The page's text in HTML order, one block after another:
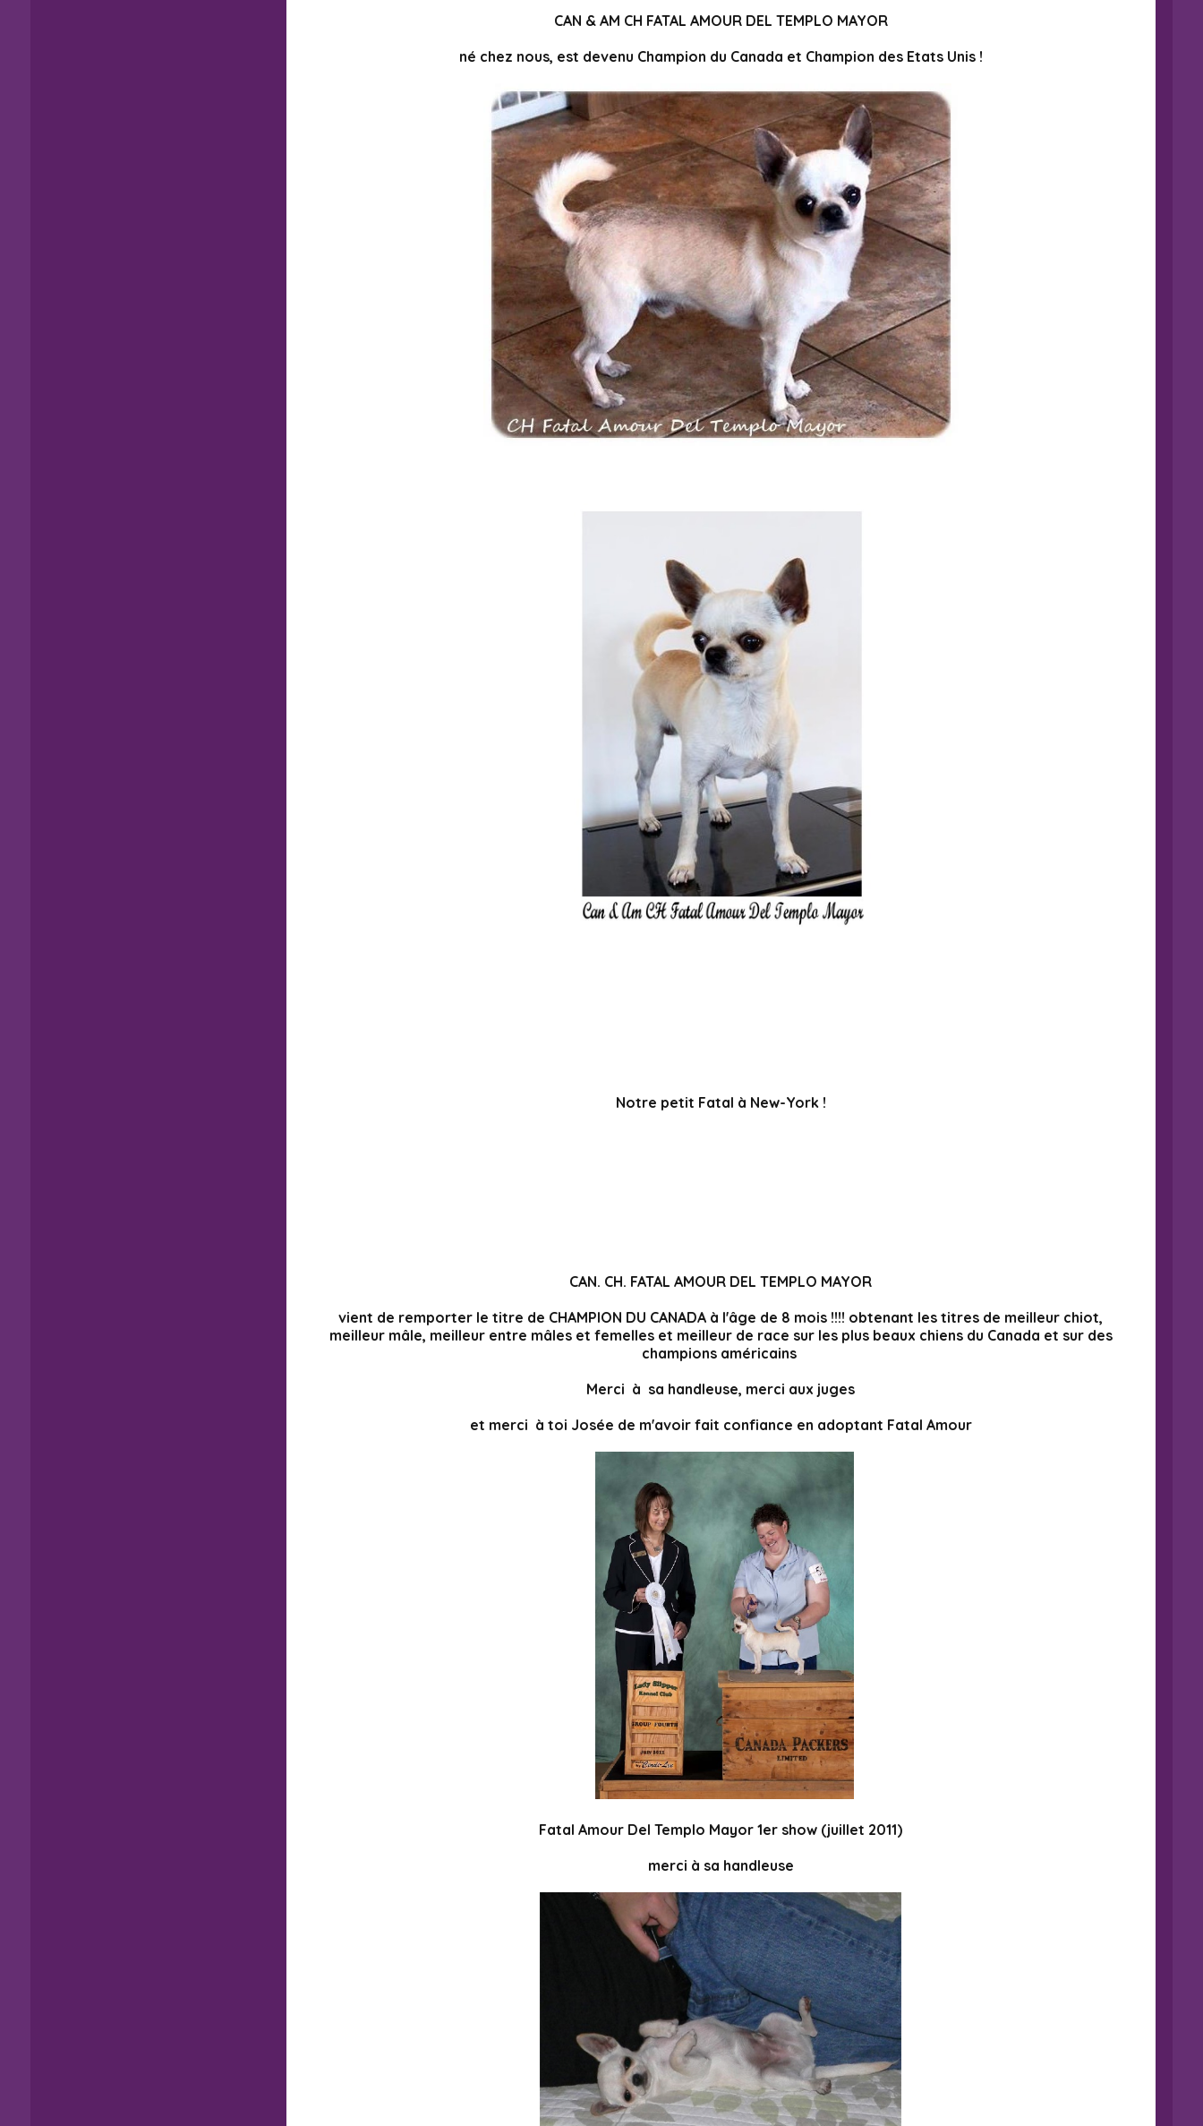
CAN & AM CH FATAL AMOUR DEL TEMPLO MAYOR
né chez nous, est devenu Champion du Canada et Champion des Etats Unis !
Notre petit Fatal à New-York !
CAN. CH. FATAL AMOUR DEL TEMPLO MAYOR
vient de remporter le titre de CHAMPION DU CANADA à l'âge de 8 mois !!!! obtenant les titres de meilleur chiot,
meilleur mâle, meilleur entre mâles et femelles et meilleur de race sur les plus beaux chiens du Canada et sur des
champions américains
Merci à sa handleuse, merci aux juges
et merci à toi Josée de m'avoir fait confiance en adoptant Fatal Amour
Fatal Amour Del Templo Mayor 1er show (juillet 2011)
merci à sa handleuse